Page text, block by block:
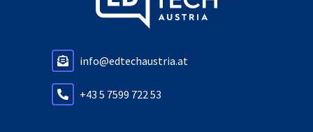
info@edtechaustria.at
+43 5 7599 722 53